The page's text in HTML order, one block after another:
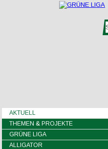
AKTUELL
THEMEN & PROJEKTE
GRÜNE LIGA
ALLIGATOR